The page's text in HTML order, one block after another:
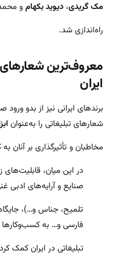
مک گریدی، دیوید بکهامو
راه‌اندازی شد.
معروف‌ترین شعارهای
ایران
برندهای ایرانی نیز از بدو
شعارهای تبلیغاتی را به‌عنوان
مخاطبان و تأثیرگذاری بر آنان به
در این میان، قابلیت‌های
صنایع و آرایه‌های ادبی
تلمیح، جناس و…)،
فارسی و… به
تبلیغاتی در ایران کمک